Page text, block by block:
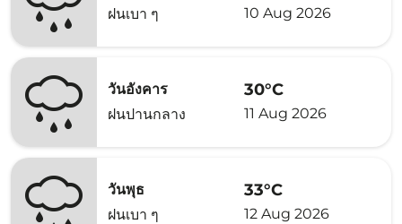
ฝนเบา ๆ
10 Aug 2026
วันอังคาร
ฝนปานกลาง
30°C
11 Aug 2026
วันพุธ
ฝนเบา ๆ
33°C
12 Aug 2026